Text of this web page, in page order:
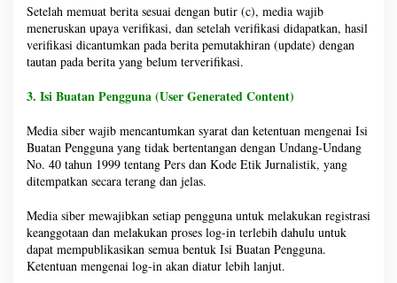
Setelah memuat berita sesuai dengan butir (c), media wajib
meneruskan upaya verifikasi, dan setelah verifikasi didapatkan, hasil
verifikasi dicantumkan pada berita pemutakhiran (update) dengan
tautan pada berita yang belum terverifikasi.
3. Isi Buatan Pengguna (User Generated Content)
Media siber wajib mencantumkan syarat dan ketentuan mengenai Isi
Buatan Pengguna yang tidak bertentangan dengan Undang-Undang
No. 40 tahun 1999 tentang Pers dan Kode Etik Jurnalistik, yang
ditempatkan secara terang dan jelas.
Media siber mewajibkan setiap pengguna untuk melakukan registrasi
keanggotaan dan melakukan proses log-in terlebih dahulu untuk
dapat mempublikasikan semua bentuk Isi Buatan Pengguna.
Ketentuan mengenai log-in akan diatur lebih lanjut.